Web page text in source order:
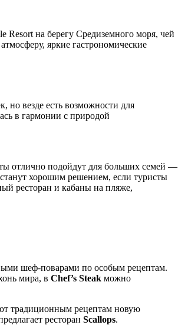
на берегу Средиземного моря, чей
яркие гастрономические
но везде есть возможности для
в гармонии с природой
отлично подойдут для больших семей —
хорошим решением, если туристы
ресторан и кабаны на пляже,
шеф-поварами по особым рецептам.
мира, в Chef’s Steak можно
традиционным рецептам новую
ресторан Scallops.